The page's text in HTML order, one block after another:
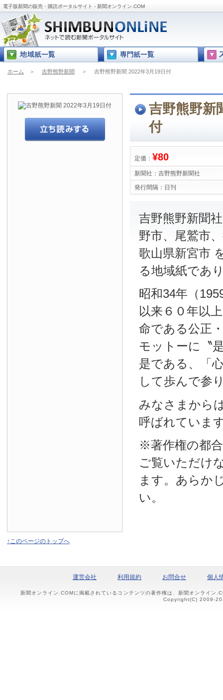
電子版新聞の販売・購読ポータルサイト - 新聞オンライン.COM
ホーム ＞ 吉野熊野新聞 ＞ 吉野熊野新聞 2022年3月19日付
吉野熊野新
付
定価： ¥80
新聞社： 吉野熊野新聞社
発行間隔： 日刊
吉野熊野新聞
野市、尾鷲市
歌山県新宮市
る地域紙であ
昭和34年（
以来６０年以
命である公正
モットーに〝
是である、「
して歩んで参
みなさまから
呼ばれていま
※著作権の都
ご覧いただけ
ます。あらか
い。
↑このページのトップへ
運営会社 利用規約 お問合せ 個人
新聞オンライン.COMに掲載されているコンテンツの著作権は、新聞オンライン
Copyright(C) 2009-